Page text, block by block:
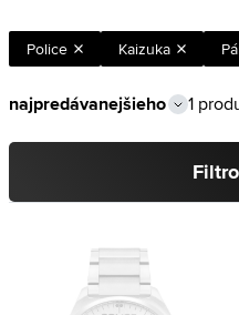
Police Kaizuka
1